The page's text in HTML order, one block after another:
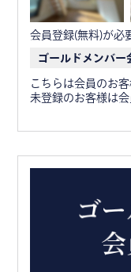
会員登録(無料)が必
ゴールドメンバー
こちらは会員のお
未登録のお客様は会